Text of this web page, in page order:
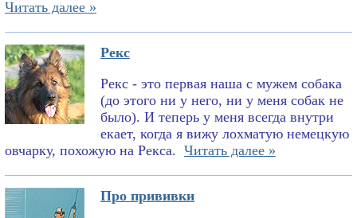
Читать далее »
Рекс
Рекс - это первая наша с мужем собака
(до этого ни у него, ни у меня собак не
было). И теперь у меня всегда внутри
екает, когда я вижу лохматую немецкую
овчарку, похожую на Рекса. Читать далее »
Про прививки